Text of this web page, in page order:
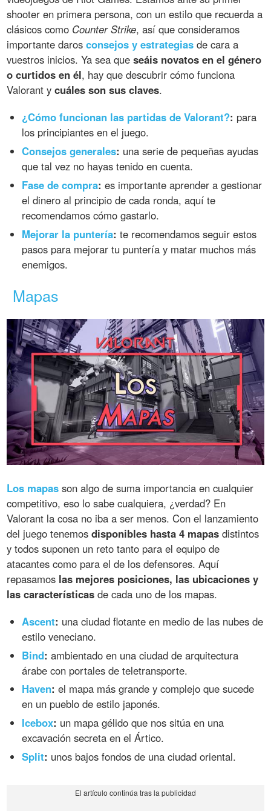
shooter en primera persona, con un estilo que recuerda a
clásicos como Counter Strike, así que consideramos
importante darosconsejos y estrategias de cara a
vuestros inicios. Ya sea queseáis novatos en el género
o curtidos en él, hay que descubrir cómo funciona
Valorant ycuáles son sus claves.
¿Cómo funcionan las partidas de Valorant?: para
los principiantes en el juego.
Consejos generales: una serie de pequeñas ayudas
que tal vez no hayas tenido en cuenta.
Fase de compra: es importante aprender a gestionar
el dinero al principio de cada ronda, aquí te
recomendamos cómo gastarlo.
Mejorar la puntería: te recomendamos seguir estos
pasos para mejorar tu puntería y matar muchos más
enemigos.
Mapas
Los mapas son algo de suma importancia en cualquier
competitivo, eso lo sabe cualquiera, ¿verdad? En
Valorant la cosa no iba a ser menos. Con el lanzamiento
del juego tenemosdisponibles hasta 4 mapas distintos
y todos suponen un reto tanto para el equipo de
atacantes como para el de los defensores. Aquí
repasamos las mejores posiciones, las ubicaciones y
las características de cada uno de los mapas.
Ascent: una ciudad flotante en medio de las nubes de
estilo veneciano.
Bind: ambientado en una ciudad de arquitectura
árabe con portales de teletransporte.
Haven: el mapa más grande y complejo que sucede
en un pueblo de estilo japonés.
Icebox: un mapa gélido que nos sitúa en una
excavación secreta en el Ártico.
Split: unos bajos fondos de una ciudad oriental.